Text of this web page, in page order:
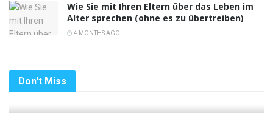
Wie Sie mit Ihren Eltern über das Leben im
Alter sprechen (ohne es zu übertreiben)
4 MONTHS AGO
Don't Miss